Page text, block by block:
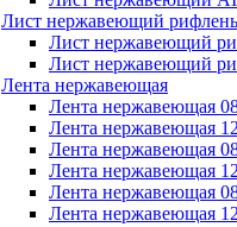
Лист нержавеющий
Лист нержавеющий
Лист нержавеющий
Лента нержавеющая
Лента нержавеющая
Лента нержавеющая
Лента нержавеющая
Лента нержавеющая
Лента нержавеющая
Лента нержавеющая